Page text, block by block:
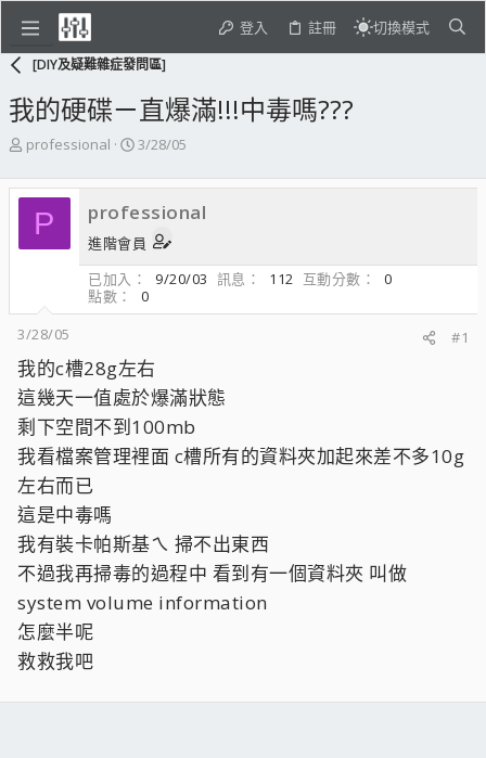
登入 註冊 切換模式
[DIY及疑難雜症發問區]
我的硬碟ㄧ直爆滿!!!中毒嗎???
主
發
起
人
professional
開
日
期
3/28/05
P professional
進階會員
已加入
9/20/03 訊息 112 互動分數
0
點數
0
3/28/05
#1
我的c槽28g左右
這幾天一值處於爆滿狀態
剩下空間不到100mb
我看檔案管理裡面 c槽所有的資料夾加起來差不多10g
左右而已
這是中毒嗎
我有裝卡帕斯基ㄟ 掃不出東西
不過我再掃毒的過程中 看到有一個資料夾 叫做
system volume information
怎麼半呢
救救我吧